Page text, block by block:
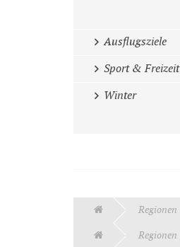
Ausflugsziele
Sport & Freizeit
Winter
Regionen
Regionen